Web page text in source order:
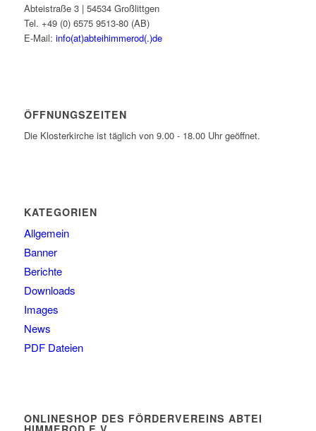
Abteistraße 3 | 54534 Großlittgen
Tel. +49 (0) 6575 9513-80 (AB)
E-Mail: info(at)abteihimmerod(.)de
ÖFFNUNGSZEITEN
Die Klosterkirche ist täglich von 9.00 - 18.00 Uhr geöffnet.
KATEGORIEN
Allgemein
Banner
Berichte
Downloads
Images
News
PDF Dateien
ONLINESHOP DES FÖRDERVEREINS ABTEI